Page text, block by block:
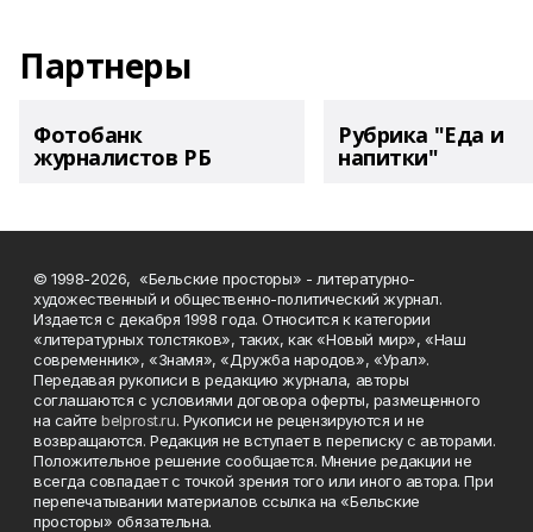
Партнеры
Фотобанк
журналистов РБ
Рубрика "Еда и
напитки"
© 1998-2026, «Бельские просторы» - литературно-
художественный и общественно-политический журнал.
Издается с декабря 1998 года. Относится к категории
«литературных толстяков», таких, как «Новый мир», «Наш
современник», «Знамя», «Дружба народов», «Урал».
Передавая рукописи в редакцию журнала, авторы
соглашаются с условиями договора оферты, размещенного
на сайтеbelprost.ru. Рукописи не рецензируются и не
возвращаются. Редакция не вступает в переписку с авторами.
Положительное решение сообщается. Мнение редакции не
всегда совпадает с точкой зрения того или иного автора. При
перепечатывании материалов ссылка на «Бельские
просторы» обязательна.